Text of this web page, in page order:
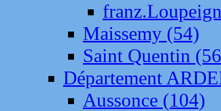
Maissemy (54)
Saint Quentin
Département
Aussonce (104)